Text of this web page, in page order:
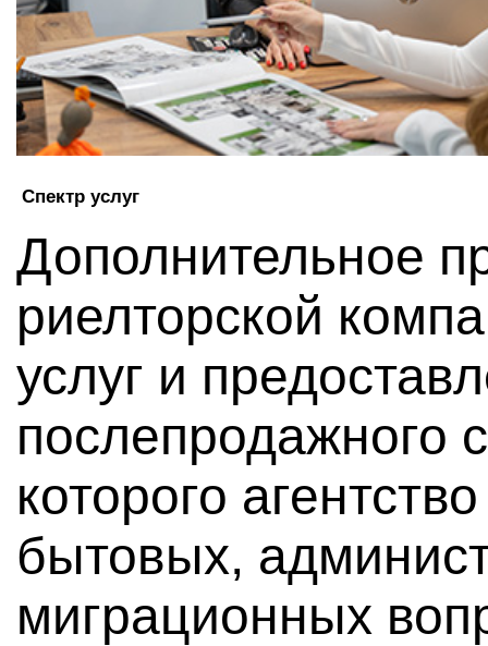
Спектр услуг
Дополнительное
риелторской
услуг и
послепродажного
которого
бытовых,
миграционных